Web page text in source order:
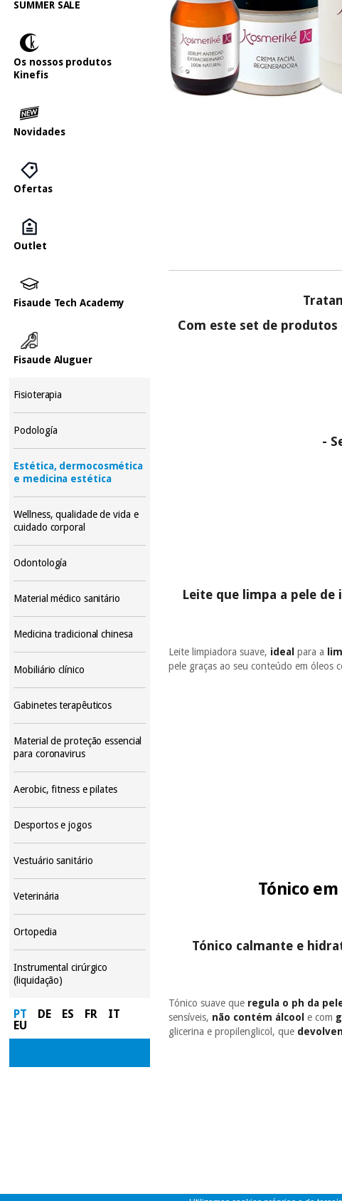
SUMMER SALE
Os nossos produtos
Kinefis
Novidades
Ofertas
Outlet
Fisaude Tech Academy
Fisaude Aluguer
Fisioterapia
Podología
Estética, dermocosmética
e medicina estética
Wellness, qualidade de vida e
cuidado corporal
Odontología
Material médico sanitário
Medicina tradicional chinesa
Mobiliário clínico
Gabinetes terapêuticos
Material de proteção essencial
para coronavirus
Aerobic, fitness e pilates
Desportos e jogos
Vestuário sanitário
Veterinária
Ortopedia
Instrumental cirúrgico
(liquidação)
PT DE ES FR
IT
EU
Com este set de
-
Leite que limpa a pele de
Leite limpiadora suave, idealpara a
pele graças ao seu conteúdo em óleos
Tónico
Tónico calmante e
Tónico suave que regula o ph da
sensíveis, não contém álcool e com
glicerina e propilenglicol, que